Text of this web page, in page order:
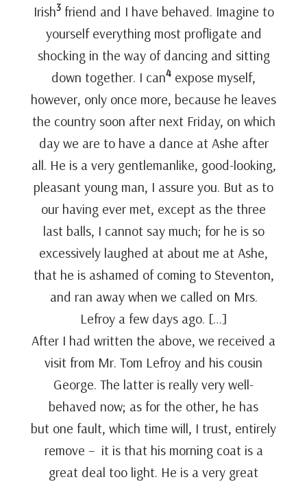
Irish3friend and I have behaved. Imagine to
yourself everything most profligate and
shocking in the way of dancing and sitting
down together. I can4 expose myself,
however, only once more, because he leaves
the country soon after next Friday, on which
day we are to have a dance at Ashe after
all. He is a very gentlemanlike, good-looking,
pleasant young man, I assure you. But as to
our having ever met, except as the three
last balls, I cannot say much; for he is so
excessively laughed at about me at Ashe,
that he is ashamed of coming to Steventon,
and ran away when we called on Mrs.
Lefroy a few days ago. […]
After I had written the above, we received a
visit from Mr. Tom Lefroy and his cousin
George. The latter is really very well-
behaved now; as for the other, he has
but one fault, which time will, I trust, entirely
remove – it is that his morning coat is a
great deal too light. He is a very great